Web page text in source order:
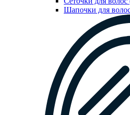
Шапочки для